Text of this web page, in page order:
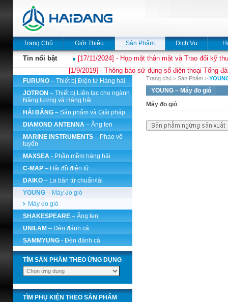
Trang Chủ Giới Thiệu Sản Phẩm Dịch Vụ
Tin nổi bật
[17/11/2024] - Họp mặt thân mật và Trao đổi kỹ
[1/9/2019] - Thông báo sử dụng số điện thoại Tổng
FURUNO – Thiết bị Điện tử Hàng hải
JOTRON – Thiết bị Liên lạc cho ngành
Năng lượng và Hàng hải
HẢI ĐĂNG – Sản phẩm và Giải pháp
DIAMOND ANTENNA – Ăng ten
MARINE INSTRUMENTS – Phao vô
tuyến
MAXSEA - Phần mềm hàng hải
C-MAP – Hải đồ điện tử
DAIKO – La bàn từ chuẩn/lái
YOUNG – Máy đo gió
Máy đo gió
SHAKESPEARE – Ăng ten
UNILAM – Đèn đánh cá
SAMMYUNG - Đèn đánh cá
TÌM SẢN PHẨM THEO ỨNG DỤNG
TÌM PHỤ KIỆN THEO SẢN PHẨM
Trang chủ > Sản Phẩm >
YOUNG – Máy đo gió
Máy đo gió